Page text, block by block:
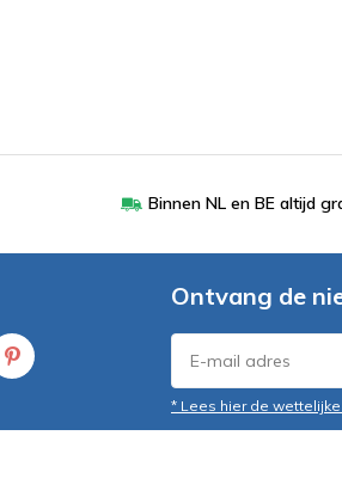
Binnen NL en BE altijd
Ontvang de
* Lees hier de